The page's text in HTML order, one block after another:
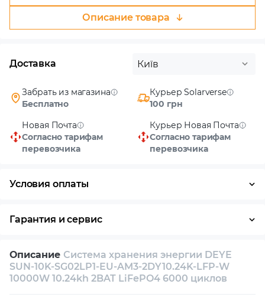
Описание товара
Доставка Київ
Забрать из магазина
Бесплатно
Курьер Solarverse
100 грн
Новая Почта
Согласно тарифам
перевозчика
Курьер Новая Почта
Согласно тарифам
перевозчика
Условия оплаты
Гарантия и сервис
Собственный сервисный центр
Техническая поддержка Консультация
Описание Система хранения энергии DEYE
SUN-10K-SG02LP1-EU-AM3-2DY10.24K-LFP-W
10000W 10.24kh 2BAT LiFePO4 6000 циклов